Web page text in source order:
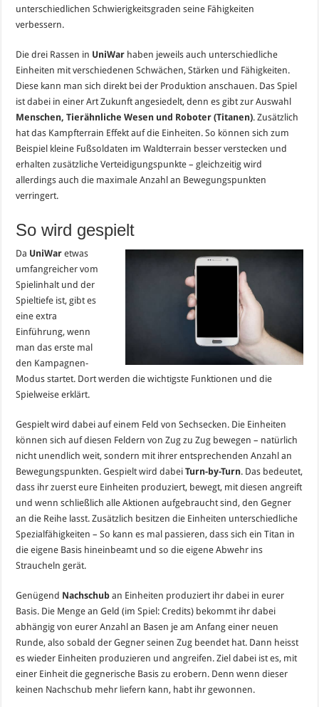
unterschiedlichen Schwierigkeitsgraden seine Fähigkeiten
verbessern.
Die drei Rassen in UniWar haben jeweils auch unterschiedliche
Einheiten mit verschiedenen Schwächen, Stärken und Fähigkeiten.
Diese kann man sich direkt bei der Produktion anschauen. Das Spiel
ist dabei in einer Art Zukunft angesiedelt, denn es gibt zur Auswahl
Menschen, Tierähnliche Wesen und Roboter (Titanen). Zusätzlich
hat das Kampfterrain Effekt auf die Einheiten. So können sich zum
Beispiel kleine Fußsoldaten im Waldterrain besser verstecken und
erhalten zusätzliche Verteidigungspunkte – gleichzeitig wird
allerdings auch die maximale Anzahl an Bewegungspunkten
verringert.
So wird gespielt
Da UniWar etwas
umfangreicher vom
Spielinhalt und der
Spieltiefe ist, gibt es
eine extra
Einführung, wenn
man das erste mal
den Kampagnen-
Modus startet. Dort werden die wichtigste Funktionen und die
Spielweise erklärt.
Gespielt wird dabei auf einem Feld von Sechsecken. Die Einheiten
können sich auf diesen Feldern von Zug zu Zug bewegen – natürlich
nicht unendlich weit, sondern mit ihrer entsprechenden Anzahl an
Bewegungspunkten. Gespielt wird dabeiTurn-by-Turn. Das bedeutet,
dass ihr zuerst eure Einheiten produziert, bewegt, mit diesen angreift
und wenn schließlich alle Aktionen aufgebraucht sind, den Gegner
an die Reihe lasst. Zusätzlich besitzen die Einheiten unterschiedliche
Spezialfähigkeiten – So kann es mal passieren, dass sich ein Titan in
die eigene Basis hineinbeamt und so die eigene Abwehr ins
Straucheln gerät.
Genügend Nachschub an Einheiten produziert ihr dabei in eurer
Basis. Die Menge an Geld (im Spiel: Credits) bekommt ihr dabei
abhängig von eurer Anzahl an Basen je am Anfang einer neuen
Runde, also sobald der Gegner seinen Zug beendet hat. Dann heisst
es wieder Einheiten produzieren und angreifen. Ziel dabei ist es, mit
einer Einheit die gegnerische Basis zu erobern. Denn wenn dieser
keinen Nachschub mehr liefern kann, habt ihr gewonnen.